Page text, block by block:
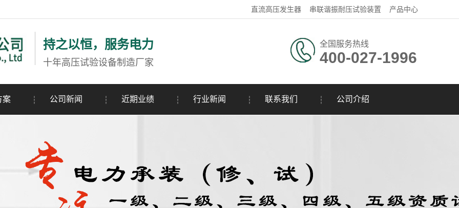
直流高压发生器 串联谐振耐压试验装置 产品中心
持之以恒，服务电力
十年高压试验设备制造厂家
全国服务热线
400-027-1996
案 公司新闻 近期业绩 行业新闻 联系我们 公司介绍